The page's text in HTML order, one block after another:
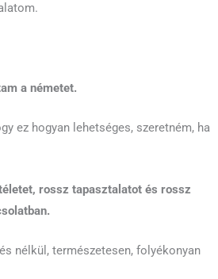
a németet.
ez hogyan lehetséges, szeretném, ha
rossz tapasztalatot és rossz
nélkül, természetesen, folyékonyan